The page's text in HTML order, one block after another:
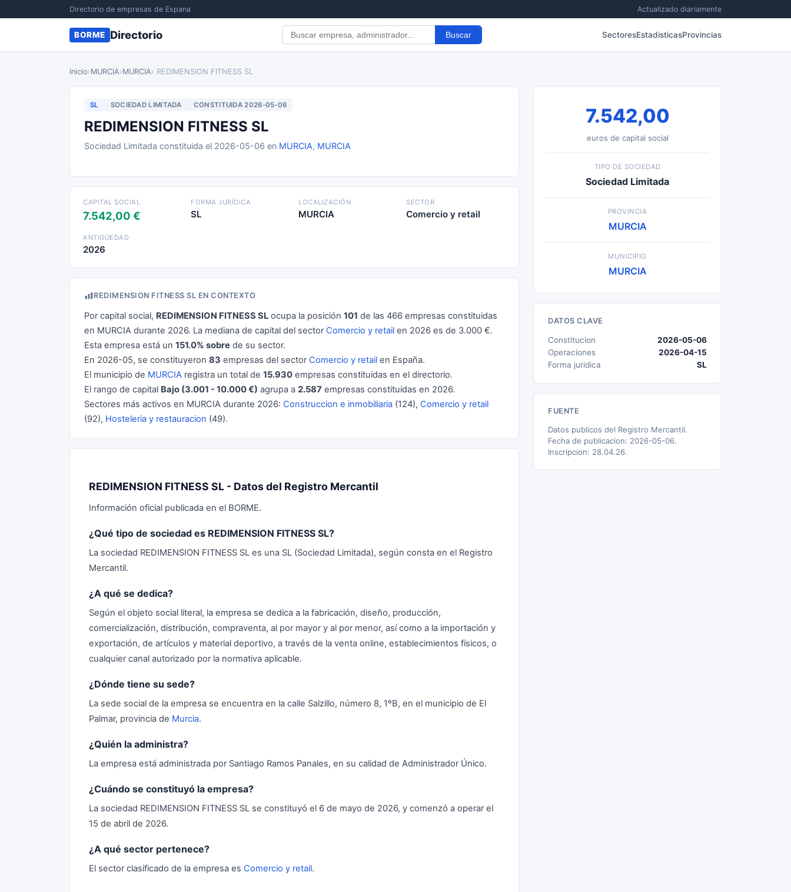
Directorio de empresas de Espana Actualizado diariamente
BORME Directorio Buscar SectoresEstadisticasProvincias
Inicio›MURCIA›MURCIA› REDIMENSION FITNESS SL
SL SOCIEDAD LIMITADA CONSTITUIDA 2026-05-06
REDIMENSION FITNESS SL
Sociedad Limitada constituida el 2026-05-06 en MURCIA, MURCIA
CAPITAL SOCIAL
7.542,00 €
FORMA JURÍDICA
SL
LOCALIZACIÓN
MURCIA
SECTOR
Comercio y retail
ANTIGÜEDAD
2026
REDIMENSION FITNESS SL EN CONTEXTO
Por capital social, REDIMENSION FITNESS SL ocupa la posición 101 de las 466 empresas constituidas
en MURCIA durante 2026. La mediana de capital del sector Comercio y retail en 2026 es de 3.000 €.
Esta empresa está un 151.0% sobre de su sector.
En 2026-05, se constituyeron 83 empresas del sector Comercio y retail en España.
El municipio de MURCIA registra un total de 15.930 empresas constituidas en el directorio.
El rango de capital Bajo (3.001 - 10.000 €) agrupa a 2.587 empresas constituidas en 2026.
Sectores más activos en MURCIA durante 2026: Construccion e inmobiliaria (124), Comercio y retail
(92), Hosteleria y restauracion (49).
REDIMENSION FITNESS SL - Datos del Registro Mercantil
Información oficial publicada en el BORME.
¿Qué tipo de sociedad es REDIMENSION FITNESS SL?
La sociedad REDIMENSION FITNESS SL es una SL (Sociedad Limitada), según consta en el Registro
Mercantil.
¿A qué se dedica?
Según el objeto social literal, la empresa se dedica a la fabricación, diseño, producción,
comercialización, distribución, compraventa, al por mayor y al por menor, así como a la importación y
exportación, de artículos y material deportivo, a través de la venta online, establecimientos físicos, o
cualquier canal autorizado por la normativa aplicable.
¿Dónde tiene su sede?
La sede social de la empresa se encuentra en la calle Salzillo, número 8, 1ºB, en el municipio de El
Palmar, provincia de Murcia.
¿Quién la administra?
La empresa está administrada por Santiago Ramos Panales, en su calidad de Administrador Único.
¿Cuándo se constituyó la empresa?
La sociedad REDIMENSION FITNESS SL se constituyó el 6 de mayo de 2026, y comenzó a operar el
15 de abril de 2026.
¿A qué sector pertenece?
El sector clasificado de la empresa es Comercio y retail.
7.542,00
euros de capital social
TIPO DE SOCIEDAD
Sociedad Limitada
PROVINCIA
MURCIA
MUNICIPIO
MURCIA
DATOS CLAVE
Constitucion
2026-05-06
Operaciones
2026-04-15
Forma juridica
SL
FUENTE
Datos publicos del Registro Mercantil.
Fecha de publicacion: 2026-05-06.
Inscripcion: 28.04.26.